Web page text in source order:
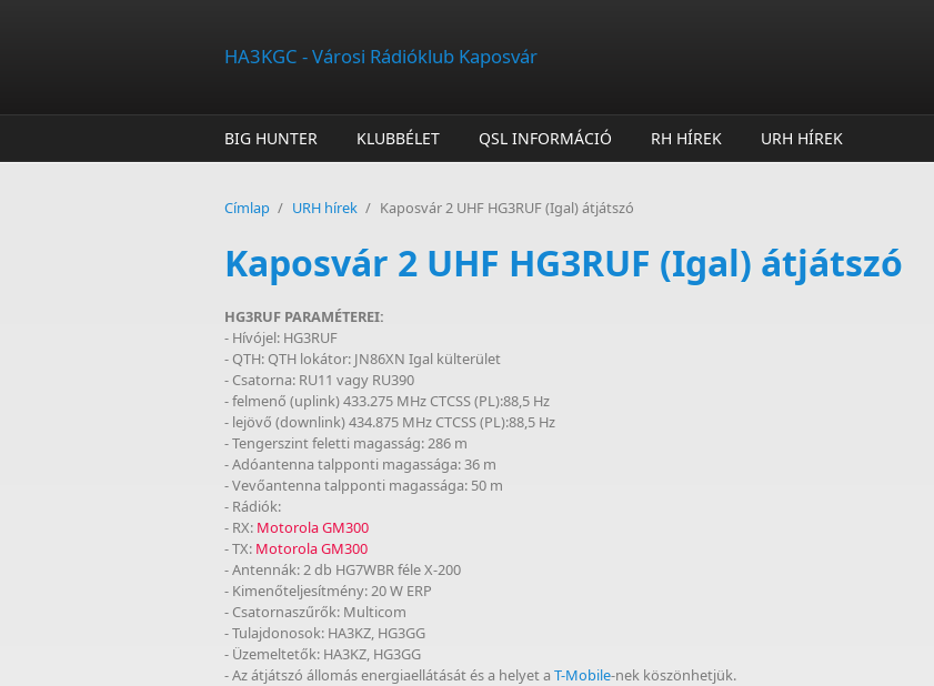
HA3KGC - Városi Rádióklub Kaposvár
BIG HUNTER KLUBBÉLET QSL INFORMÁCIÓ RH HÍREK URH HÍREK
Címlap / URH hírek / Kaposvár 2 UHF HG3RUF (Igal) átjátszó
Kaposvár 2 UHF HG3RUF (Igal) átjátszó
HG3RUF PARAMÉTEREI:
- Hívójel: HG3RUF
- QTH: QTH lokátor: JN86XN Igal külterület
- Csatorna: RU11 vagy RU390
- felmenő (uplink) 433.275 MHz CTCSS (PL):88,5 Hz
- lejövő (downlink) 434.875 MHz CTCSS (PL):88,5 Hz
- Tengerszint feletti magasság: 286 m
- Adóantenna talpponti magassága: 36 m
- Vevőantenna talpponti magassága: 50 m
- Rádiók:
- RX: Motorola GM300
- TX: Motorola GM300
- Antennák: 2 db HG7WBR féle X-200
- Kimenőteljesítmény: 20 W ERP
- Csatornaszűrők: Multicom
- Tulajdonosok: HA3KZ, HG3GG
- Üzemeltetők: HA3KZ, HG3GG
- Az átjátszó állomás energiaellátását és a helyet a T-Mobile-nek köszönhetjük.